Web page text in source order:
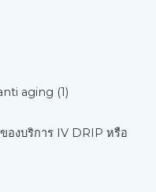
องบริการ IV DRIP หรือ